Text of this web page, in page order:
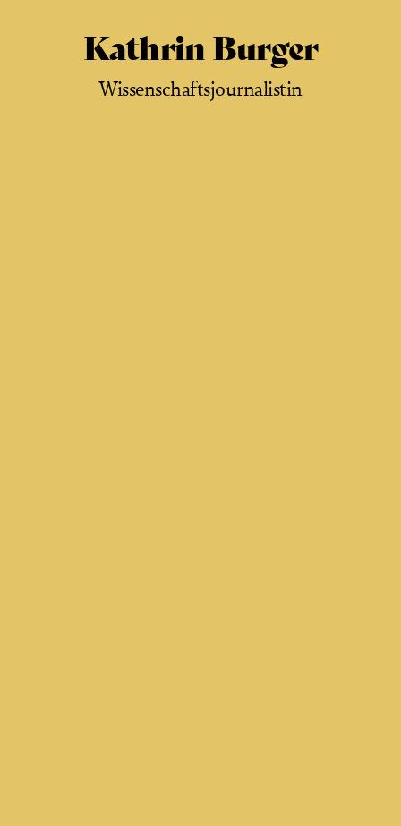
Kathrin Burger
Wissenschaftsjournalistin